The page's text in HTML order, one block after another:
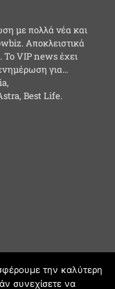
με πολλά νέα και
Αποκλειστικά
VIP news έχει
για…
Best Life.
την καλύτερη
συνεχίσετε να